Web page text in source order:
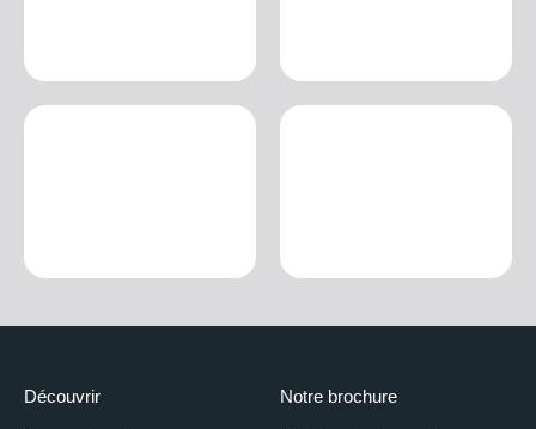
Découvrir Notre brochure